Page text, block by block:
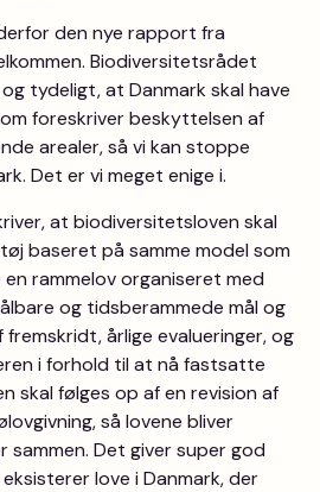
den nye rapport fra
Biodiversitetsrådet
tydeligt, at Danmark skal have
foreskriver beskyttelsen af
arealer, så vi kan stoppe
Det er vi meget enige i.
at biodiversitetsloven skal
baseret på samme model som
en rammelov organiseret med
og tidsberammede mål og
fremskridt, årlige evalueringer, og
i forhold til at nå fastsatte
skal følges op af en revision af
så lovene bliver
sammen. Det giver super god
love i Danmark, der